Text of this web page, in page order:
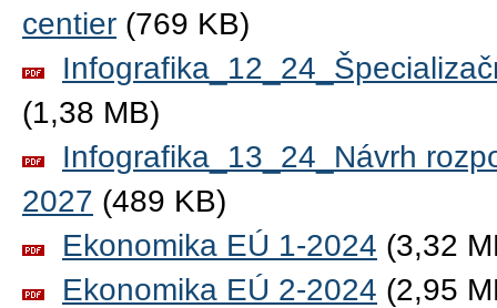
centier (769 KB)
(1,38 MB)
Infografika_13_24_Návrh
2027 (489 KB)
Ekonomika EÚ 1-2024 (3,32
Ekonomika EÚ 2-2024 (2,95